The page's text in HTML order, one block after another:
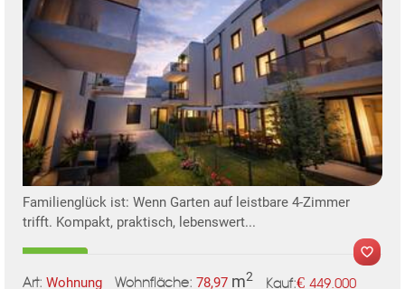
Familienglück ist: Wenn Garten auf leistbare 4-Zimmer
trifft. Kompakt, praktisch, lebenswert...
Art: Wohnung Wohnfläche: 78,97 m2 Kauf:€ 449.000